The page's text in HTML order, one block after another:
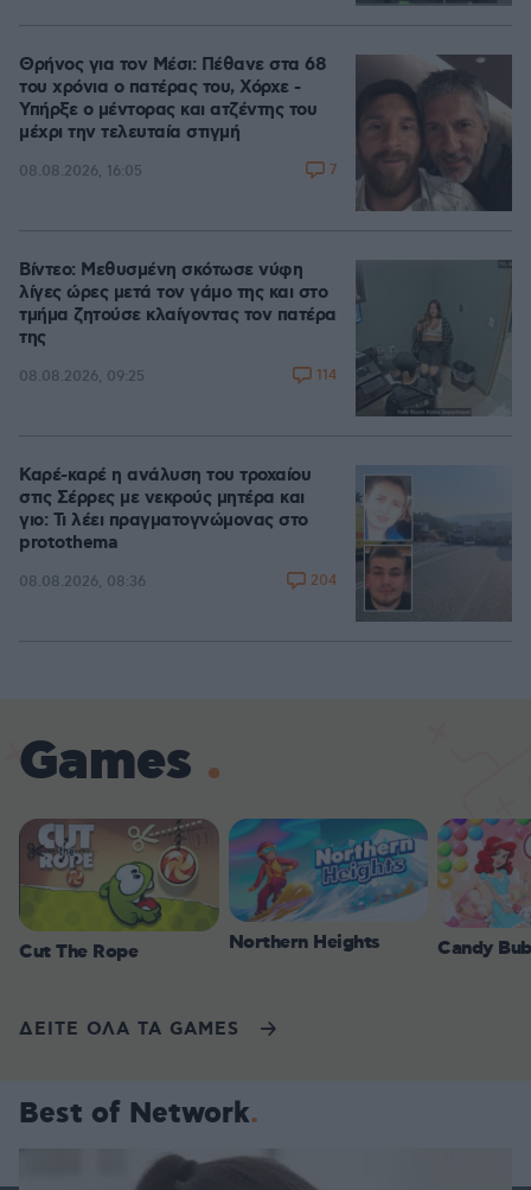
Θρήνος για τον Μέσι: Πέθανε στα 68
του χρόνια ο πατέρας του, Χόρχε -
Υπήρξε ο μέντορας και ατζέντης του
μέχρι την τελευταία στιγμή
08.08.2026, 16:05 7
Βίντεο: Μεθυσμένη σκότωσε νύφη
λίγες ώρες μετά τον γάμο της και στο
τμήμα ζητούσε κλαίγοντας τον πατέρα
της
08.08.2026, 09:25 114
Καρέ-καρέ η ανάλυση του τροχαίου
στις Σέρρες με νεκρούς μητέρα και
γιο: Τι λέει πραγματογνώμονας στο
protothema
08.08.2026, 08:36 204
Games
Cut The Rope Northern Heights Candy
ΔΕΙΤΕ ΟΛΑ ΤΑ GAMES
Best of Network